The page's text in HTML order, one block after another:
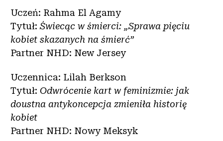
Uczeń: Rahma El Agamy
Tytuł: Świecąc w śmierci: „Sprawa pięciu
kobiet skazanych na śmierć”
Partner NHD: New Jersey
Uczennica: Lilah Berkson
Tytuł: Odwrócenie kart w feminizmie: jak
doustna antykoncepcja zmieniła historię
kobiet
Partner NHD: Nowy Meksyk